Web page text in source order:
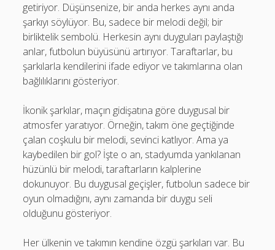
getiriyor. Düşünsenize, bir anda herkes aynı anda
şarkıyı söylüyor. Bu, sadece bir melodi değil; bir
birliktelik sembolü. Herkesin aynı duyguları paylaştığı
anlar, futbolun büyüsünü artırıyor. Taraftarlar, bu
şarkılarla kendilerini ifade ediyor ve takımlarına olan
bağlılıklarını gösteriyor.
İkonik şarkılar, maçın gidişatına göre duygusal bir
atmosfer yaratıyor. Örneğin, takım öne geçtiğinde
çalan coşkulu bir melodi, sevinci katlıyor. Ama ya
kaybedilen bir gol? İşte o an, stadyumda yankılanan
hüzünlü bir melodi, taraftarların kalplerine
dokunuyor. Bu duygusal geçişler, futbolun sadece bir
oyun olmadığını, aynı zamanda bir duygu seli
olduğunu gösteriyor.
Her ülkenin ve takımın kendine özgü şarkıları var. Bu